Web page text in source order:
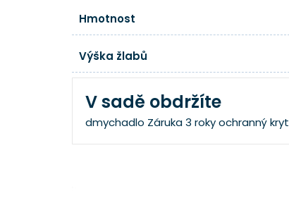
Hmotnost
Výška žlabů
V sadě obdržíte
dmychadlo Záruka 3 rokyochranný kryt